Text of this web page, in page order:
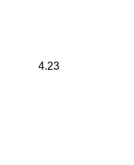
4.23